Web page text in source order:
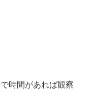
時間があれば観察